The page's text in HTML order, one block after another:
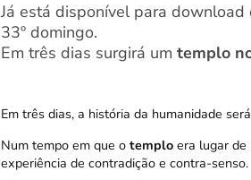
Já está disponível para
33º domingo.
Em três dias surgirá um templo
Em três dias, a história da humanidade
Num tempo em que o temploera lugar de
experiência de contradição e contra-senso.